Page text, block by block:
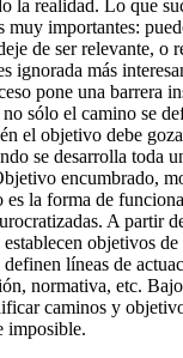
la realidad. Lo que
muy importantes:
de ser relevante, o
ignorada más
pone una barrera
sólo el camino se
el objetivo debe
se desarrolla toda
encumbrado,
la forma de
A partir
objetivos de
líneas de
normativa, etc.
caminos y
imposible.